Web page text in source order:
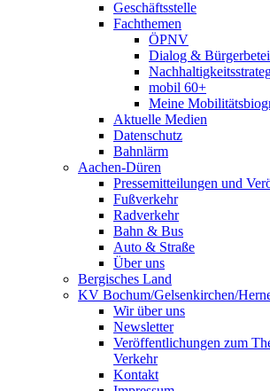
Geschäftsstelle
Fachthemen
ÖPNV
Dialog &
mobil 60+
Meine
Aktuelle Medien
Datenschutz
Bahnlärm
Aachen-Düren
Pressemitteilungen und
Fußverkehr
Radverkehr
Bahn & Bus
Auto & Straße
Über uns
Bergisches Land
KV Bochum/Gelsenkirchen/
Wir über uns
Newsletter
Veröffentlichungen zum
Verkehr
Kontakt